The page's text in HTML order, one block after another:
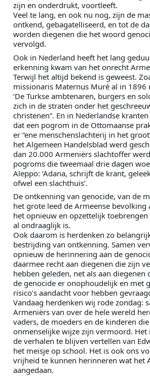
zijn en onderdrukt, voortleeft.
Veel te lang, en ook nu nog, zijn de
ontkend, gebagatelliseerd, en tot de
worden diegenen die het woord
vervolgd.
Ook in Nederland heeft het lang
erkenning kwam van het onrecht
Terwijl het altijd bekend is geweest.
missionaris Maternus Muré al in 1896
‘De Turkse ambtenaren, burgers en
zich in de straten onder het
christenen”. En in Nederlandse
dat een pogrom in de Ottomaanse
er “ene menschenslachterij in het
het Algemeen Handelsblad werd
dan 20.000 Armeniërs slachtoffer
pogroms die tweemaal drie dagen
Aleppo: ‘Adana, schrijft de krant,
ofwel een slachthuis’.
De ontkenning van genocide, van de
het grote leed de Armeense bevolking
het opnieuw en opzettelijk
al ondraaglijk is.
Ook daarom is herdenken zo
bestrijding van ontkenning. Samen
opnieuw de herinnering aan de
daarmee recht aan diegenen die zijn
hebben geleden, net als aan diegenen
de genocide er onophoudelijk en met
risico’s aandacht voor hebben
Vandaag herdenken wij rode zondag:
Armeniërs van over de hele wereld
vaders, de moeders en de kinderen
onmenselijke wijze zijn vermoord. Het
de verhalen te blijven vertellen van
het meisje op school. Het is ook ons
vrijheid te kunnen herinneren wat het
aangedaan.